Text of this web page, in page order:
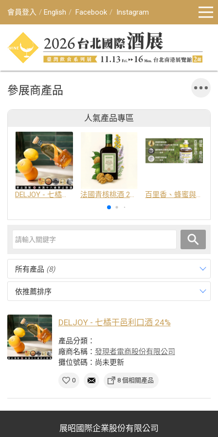
會員登入 English Facebook Instagram
參展商產品
人氣產品專區
DELJOY - 七橘干邑利口酒 24% 法國青核桃酒 25% 百里香、蜂蜜與番紅花酒
所有產品 (8)
依推薦排序
DELJOY - 七橘干邑利口酒 24%
產品分類：
廠商名稱： 發現者電商股份有限公司
攤位號碼：尚未更新
0 8 個相關產品
展昭國際企業股份有限公司